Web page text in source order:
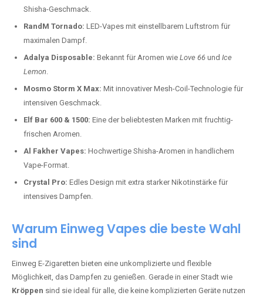
Shisha-Geschmack.
RandM Tornado: LED-Vapes mit einstellbarem Luftstrom für
maximalen Dampf.
Adalya Disposable: Bekannt für Aromen wie Love 66 und Ice
Lemon.
Mosmo Storm X Max: Mit innovativer Mesh-Coil-Technologie für
intensiven Geschmack.
Elf Bar 600 & 1500: Eine der beliebtesten Marken mit fruchtig-
frischen Aromen.
Al Fakher Vapes: Hochwertige Shisha-Aromen in handlichem
Vape-Format.
Crystal Pro: Edles Design mit extra starker Nikotinstärke für
intensives Dampfen.
Warum Einweg Vapes die beste Wahl
sind
Einweg E-Zigaretten bieten eine unkomplizierte und flexible
Möglichkeit, das Dampfen zu genießen. Gerade in einer Stadt wie
Kröppen sind sie ideal für alle, die keine komplizierten Geräte nutzen